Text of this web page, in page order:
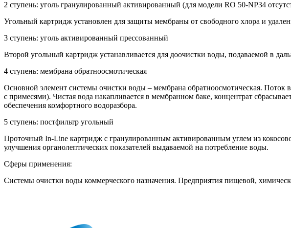
2 ступень: уголь гранулированный активированный (для модели RO 50-NP34
Угольный картридж установлен для защиты мембраны от свободного хлора и
3 ступень: уголь активированный прессованный
Второй угольный картридж устанавливается для доочистки воды, подаваемой в
4 ступень: мембрана обратноосмотическая
Основной элемент системы очистки воды – мембрана обратноосмотическая.
с примесями). Чистая вода накапливается в мембранном баке, концентрат
обеспечения комфортного водоразбора.
5 ступень: постфильтр угольный
Проточный In-Line картридж с гранулированным активированным углем из
улучшения органолептических показателей выдаваемой на потребление воды.
Сферы применения:
Системы очистки воды коммерческого назначения. Предприятия пищевой,